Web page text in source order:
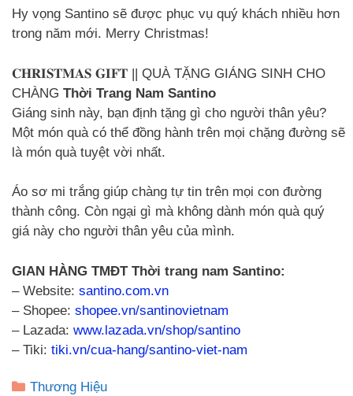
Hy vọng Santino sẽ được phục vụ quý khách nhiều hơn
trong năm mới. Merry Christmas!
𝐂𝐇𝐑𝐈𝐒𝐓𝐌𝐀𝐒 𝐆𝐈𝐅𝐓 || QUÀ TẶNG GIÁNG SINH CHO
CHÀNG Thời Trang Nam Santino
Giáng sinh này, bạn định tặng gì cho người thân yêu?
Một món quà có thể đồng hành trên mọi chặng đường sẽ
là món quà tuyệt vời nhất.
Áo sơ mi trắng giúp chàng tự tin trên mọi con đường
thành công. Còn ngại gì mà không dành món quà quý
giá này cho người thân yêu của mình.
GIAN HÀNG TMĐT Thời trang nam Santino:
– Website: santino.com.vn
– Shopee: shopee.vn/santinovietnam
– Lazada: www.lazada.vn/shop/santino
– Tiki: tiki.vn/cua-hang/santino-viet-nam
Danh
Thương Hiệu